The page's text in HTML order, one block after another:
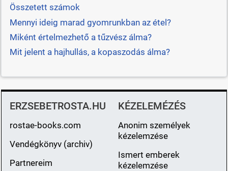
Összetett számok
Mennyi ideig marad gyomrunkban az étel?
Miként értelmezhető a tűzvész álma?
Mit jelent a hajhullás, a kopaszodás álma?
ERZSEBETROSTA.HU
rostae-books.com
Vendégkönyv (archiv)
Partnereim
KÉZELEMÉZÉS
Anonim személyek
kézelemzése
Ismert emberek
kézelemzése